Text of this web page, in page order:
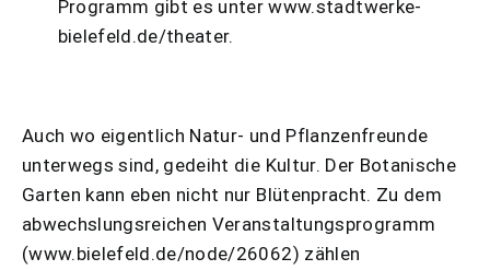
Programm gibt es unter www.stadtwerke-
bielefeld.de/theater.
Auch wo eigentlich Natur- und Pflanzenfreunde
unterwegs sind, gedeiht die Kultur. Der Botanische
Garten kann eben nicht nur Blütenpracht. Zu dem
abwechslungsreichen Veranstaltungsprogramm
(www.bielefeld.de/node/26062) zählen